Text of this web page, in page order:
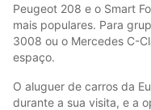
Peugeot 208 e o Smart
mais populares. Para
3008 ou o Mercedes C-
espaço.
O aluguer de carros da
durante a sua visita, e a